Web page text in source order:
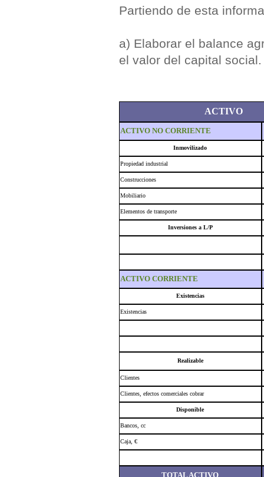
Partiendo de esta
a) Elaborar el balance
el valor del capital social.
ACTIVO
ACTIVO NO CORRIENTE
Inmovilizado
Propiedad industrial
Construcciones
Mobiliario
Elementos de transporte
Inversiones a L/P
ACTIVO CORRIENTE
Existencias
Existencias
Realizable
Clientes
Clientes, efectos comerciales cobrar
Disponible
Bancos, cc
Caja, €
TOTAL ACTIVO